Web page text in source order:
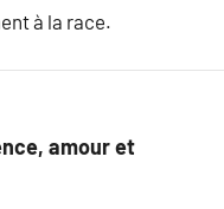
à la race.
amour et